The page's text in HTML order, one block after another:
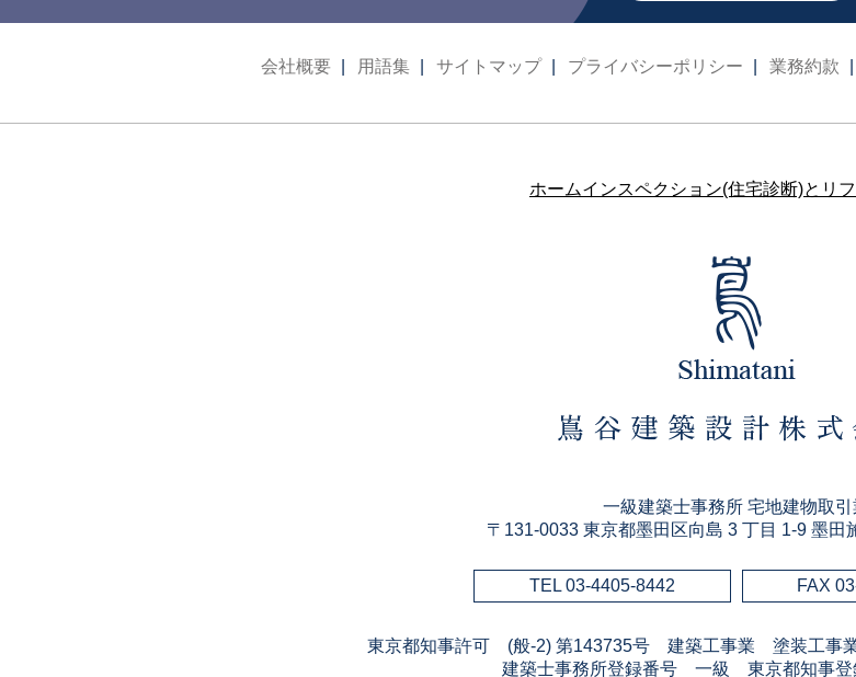
会社概要 用語集 サイトマップ プライバシーポリシー 業務約款
ホームインスペクション(住宅診断)とリ
一級建築士事務所 宅地建物取引
〒131-0033 東京都墨田区向島 3 丁目 1-9 墨田
TEL 03-4405-8442 FAX
東京都知事許可 (般-2) 第143735号 建築工事業 塗装工事
建築士事務所登録番号 一級 東京都知事